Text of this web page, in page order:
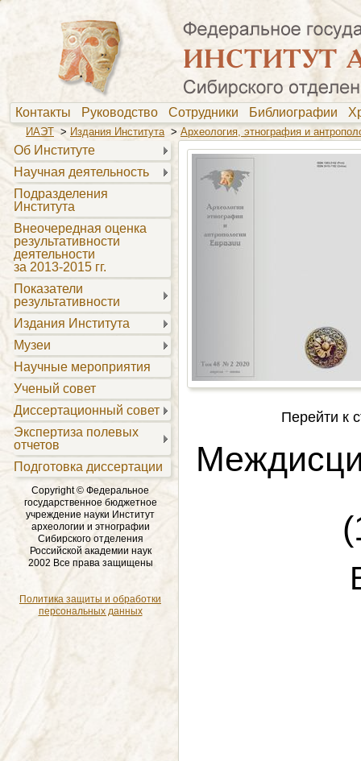
Контакты Руководство Сотрудники Библиографии
ИАЭТ > Издания Института> Археология, этнография и
Об Институте
Научная деятельность
Подразделения
Института
Внеочередная оценка
результативности
деятельности
за 2013-2015 гг.
Показатели
результативности
Издания Института
Музеи
Научные мероприятия
Ученый совет
Диссертационный совет
Экспертиза полевых
отчетов
Подготовка диссертации
Copyright © Федеральное
государственное бюджетное
учреждение науки Институт
археологии и этнографии
Сибирского отделения
Российской академии наук
2002 Все права защищены
Политика защиты и обработки
персональных данных
Перейти к